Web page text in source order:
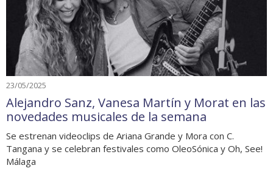
23/05/2025
Alejandro Sanz, Vanesa Martín y Morat en las
novedades musicales de la semana
Se estrenan videoclips de Ariana Grande y Mora con C.
Tangana y se celebran festivales como OleoSónica y Oh, See!
Málaga